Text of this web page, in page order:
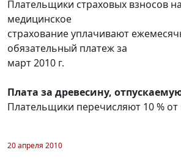
Плательщики страховых взносов
медицинское
страхование уплачивают
обязательный платеж за
март 2010 г.
Плата за древесину,
Плательщики перечисляют 10 %
20 апреля 2010